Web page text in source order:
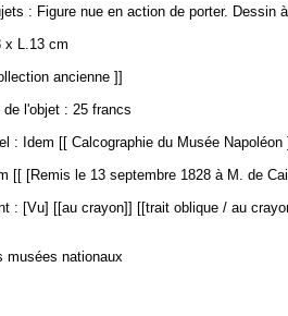
: Figure nue en action de porter. Dessin
x L.13 cm
ancienne ]]
l'objet : 25 francs
: Idem [[ Calcographie du Musée Napoléon
[[ [Remis le 13 septembre 1828 à M. de
: [Vu] [[au crayon]] [[trait oblique / au
musées nationaux